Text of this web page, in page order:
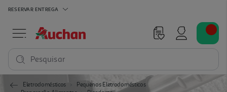
RESERVAR ENTREGA
Pesquisar
Eletrodomésticos
Pequenos Eletrodomésticos